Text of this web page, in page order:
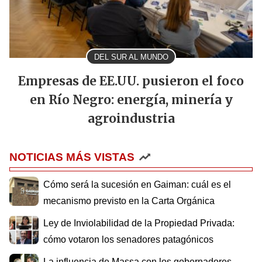
DEL SUR AL MUNDO
Empresas de EE.UU. pusieron el foco
en Río Negro: energía, minería y
agroindustria
NOTICIAS MÁS VISTAS
Cómo será la sucesión en Gaiman: cuál es el
mecanismo previsto en la Carta Orgánica
Ley de Inviolabilidad de la Propiedad Privada:
cómo votaron los senadores patagónicos